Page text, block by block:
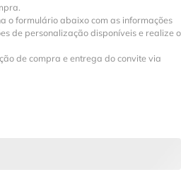
o formulário abaixo com as informações
de personalização disponíveis e realize o
de compra e entrega do convite via